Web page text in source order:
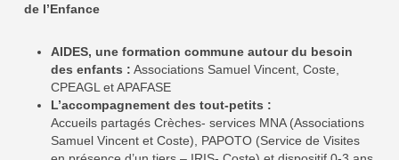
de l’Enfance
AIDES, une formation commune autour du besoin
des enfants : Associations Samuel Vincent, Coste,
CPEAGL et APAFASE
L’accompagnement des tout-petits :
Accueils partagés Crèches- services MNA (Associations
Samuel Vincent et Coste), PAPOTO (Service de Visites